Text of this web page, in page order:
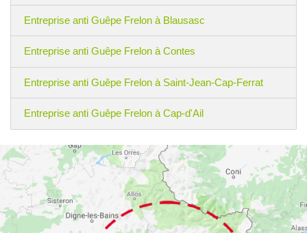
Entreprise anti Guêpe Frelon à Blausasc
Entreprise anti Guêpe Frelon à Contes
Entreprise anti Guêpe Frelon à Saint-Jean-Cap-Ferrat
Entreprise anti Guêpe Frelon à Cap-d'Ail